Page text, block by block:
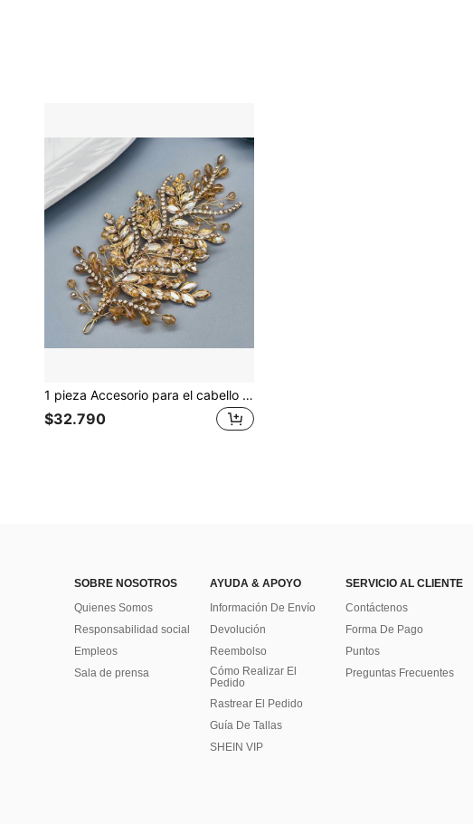
1 pieza Accesorio para el cabello de novia con strass, diadema elegante para vestido de novia hecha a mano, tocado decorativo para boda, compromiso, vestido de fiesta
$32.790
SOBRE NOSOTROS
Quienes Somos
Responsabilidad social
Empleos
Sala de prensa
AYUDA & APOYO
Información De Envío
Devolución
Reembolso
Cómo Realizar El
Pedido
Rastrear El Pedido
Guía De Tallas
SHEIN VIP
SERVICIO AL CLIENTE
Contáctenos
Forma De Pago
Puntos
Preguntas Frecuentes